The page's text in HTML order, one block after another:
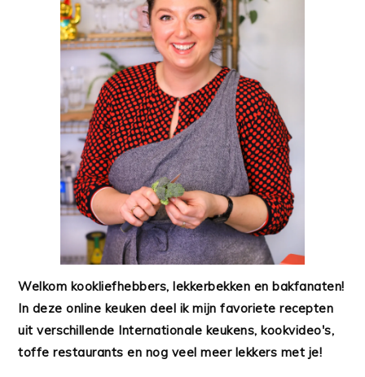
Welkom kookliefhebbers, lekkerbekken en bakfanaten!
In deze online keuken deel ik mijn favoriete recepten
uit verschillende Internationale keukens, kookvideo's,
toffe restaurants en nog veel meer lekkers met je!